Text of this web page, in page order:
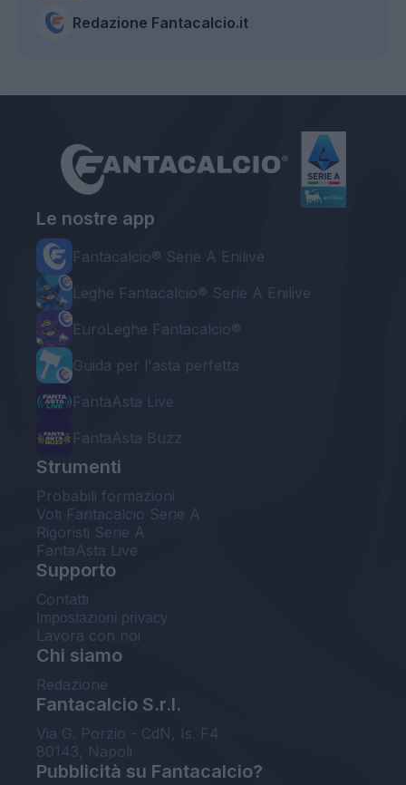
Redazione Fantacalcio.it
Le nostre app
Fantacalcio® Serie A Enilive
Leghe Fantacalcio® Serie A Enilive
EuroLeghe Fantacalcio®
Guida per l'asta perfetta
FantaAsta Live
FantaAsta Buzz
Strumenti
Probabili formazioni
Voti Fantacalcio Serie A
Rigoristi Serie A
FantaAsta Live
Supporto
Contatti
Impostazioni privacy
Lavora con noi
Chi siamo
Redazione
Fantacalcio S.r.l.
Via G. Porzio - CdN, Is. F4
80143, Napoli
Pubblicità su Fantacalcio?